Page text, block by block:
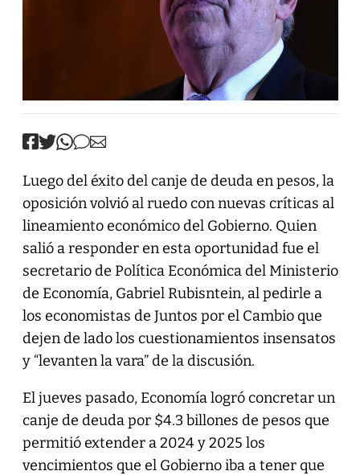
Luego del éxito del canje de deuda en pesos, la
oposición volvió al ruedo con nuevas críticas al
lineamiento económico del Gobierno. Quien
salió a responder en esta oportunidad fue el
secretario de Política Económica del Ministerio
de Economía, Gabriel Rubisntein, al pedirle a
los economistas de Juntos por el Cambio que
dejen de lado los cuestionamientos insensatos
y “levanten la vara” de la discusión.
El jueves pasado, Economía logró concretar un
canje de deuda por $4.3 billones de pesos que
permitió extender a 2024 y 2025 los
vencimientos que el Gobierno iba a tener que